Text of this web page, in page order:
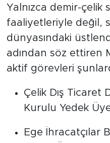
Yalnızca demir-çelik
faaliyetleriyle değil,
dünyasındaki
adından söz ettiren
aktif görevleri
Çelik Dış Ticaret
Kurulu Yedek
Ege İhracatçılar